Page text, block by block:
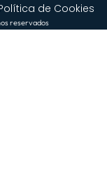
de Cookies
reservados